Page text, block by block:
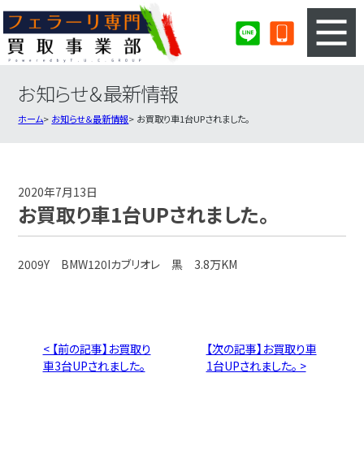
3ステップのカンタン査定
フェラーリ買取実績
お知らせ＆最新情報
ホーム お知らせ＆最新情報 お買取り車1台UPされました。
2020年7月13日
お買取り車1台UPされました。
2009Y BMW120Iカブリオレ 黒 3.8万KM
< 【前の記事】お買取り
車3台UPされました。
【次の記事】お買取り車
1台UPされました。 >